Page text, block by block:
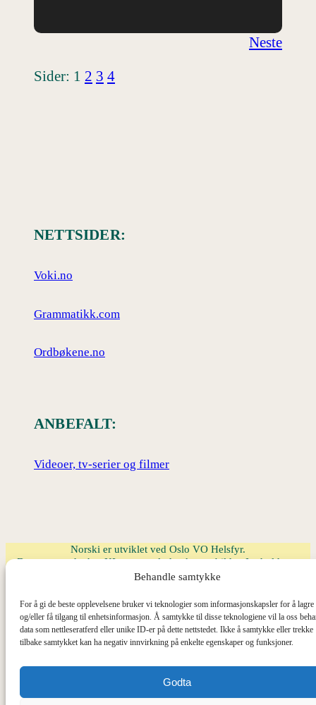
Behandle samtykke
For å gi de beste opplevelsene bruker vi teknologier som informasjonskapsler for å lagre
og/eller få tilgang til enhetsinformasjon. Å samtykke til disse teknologiene vil la oss
data som nettleseratferd eller unike ID-er på dette nettstedet. Ikke å samtykke eller trekke
tilbake samtykket kan ha negativ innvirkning på enkelte egenskaper og funksjoner.
Godta
Neste
Sider: 1 2 3 4
NETTSIDER:
Voki.no
Grammatikk.com
Ordbøkene.no
ANBEFALT:
Videoer, tv-serier og filmer
Norski er utviklet ved Oslo VO Helsfyr.
Dette nettstedet har KI-generert lyd, tekst og bilder. Innholdet er
kvalitetssikret av lærere.
ellen.engebretsen@osloskolen.no